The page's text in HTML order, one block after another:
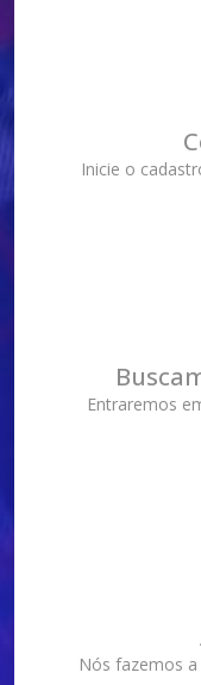
Inicie o
Entraremos
Nós fazemos